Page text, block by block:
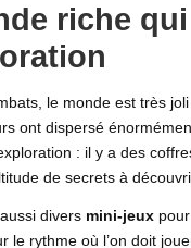
riche
le monde est très
ont dispersé
: il y a des
de secrets à
divers mini-jeux
le rythme où l’on doit